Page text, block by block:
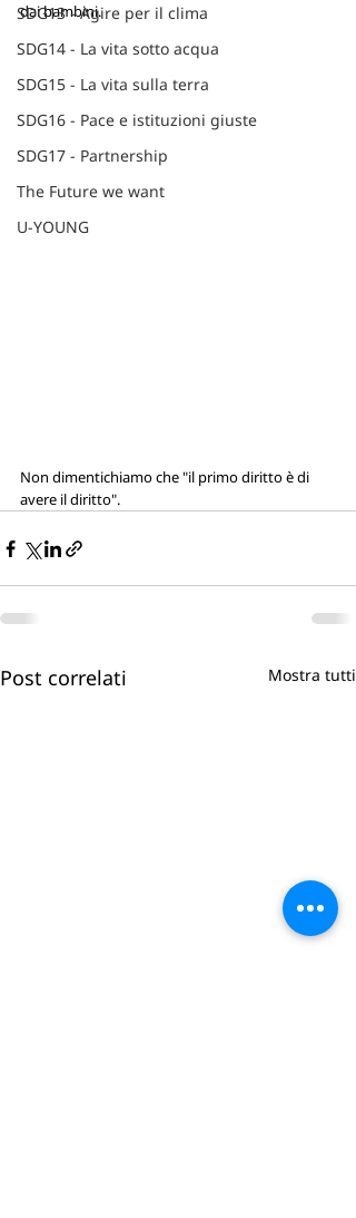
SDG13 - Agire per il clima
SDG14 - La vita sotto acqua
SDG15 - La vita sulla terra
SDG16 - Pace e istituzioni giuste
SDG17 - Partnership
The Future we want
U-YOUNG
dai bambini.
Non dimentichiamo che "il primo diritto è di
avere il diritto".
Post correlati Mostra tutti